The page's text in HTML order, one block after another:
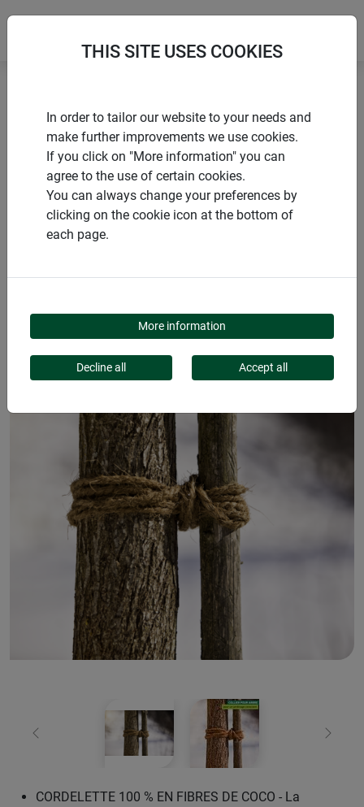
Accueil Liens & clips Cordelette en fibres de coco
PRODUITS
CORDELETTE EN
retour
CORDELETTE 100 % EN FIBRES DE COCO - La
THIS SITE USES COOKIES
In order to tailor our website to your needs and
make further improvements we use cookies.
If you click on "More information" you can
agree to the use of certain cookies.
You can always change your preferences by
clicking on the cookie icon at the bottom of
each page.
More information
Decline all Accept all